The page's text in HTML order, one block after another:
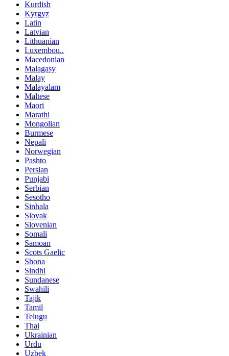
Kurdish
Kyrgyz
Latin
Latvian
Lithuanian
Luxembou..
Macedonian
Malagasy
Malay
Malayalam
Maltese
Maori
Marathi
Mongolian
Burmese
Nepali
Norwegian
Pashto
Persian
Punjabi
Serbian
Sesotho
Sinhala
Slovak
Slovenian
Somali
Samoan
Scots Gaelic
Shona
Sindhi
Sundanese
Swahili
Tajik
Tamil
Telugu
Thai
Ukrainian
Urdu
Uzbek